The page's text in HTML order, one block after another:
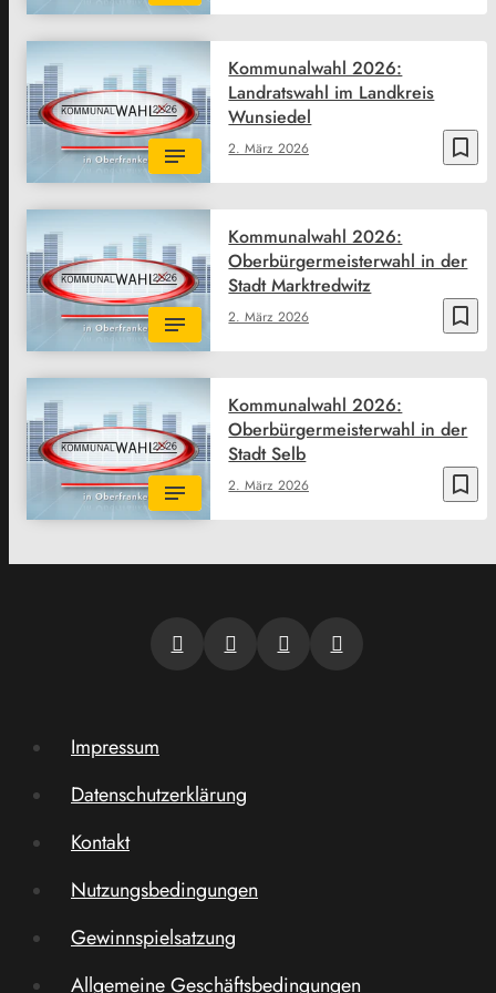
bookmark_border
2. März 2026
Kommunalwahl 2026:
Landratswahl im Landkreis
Wunsiedel
bookmark_border
2. März 2026
Kommunalwahl 2026:
Oberbürgermeisterwahl in der
Stadt Marktredwitz
bookmark_border
2. März 2026
Kommunalwahl 2026:
Oberbürgermeisterwahl in der
Stadt Selb
Impressum
Datenschutzerklärung
Kontakt
Nutzungsbedingungen
Gewinnspielsatzung
Allgemeine Geschäftsbedingungen